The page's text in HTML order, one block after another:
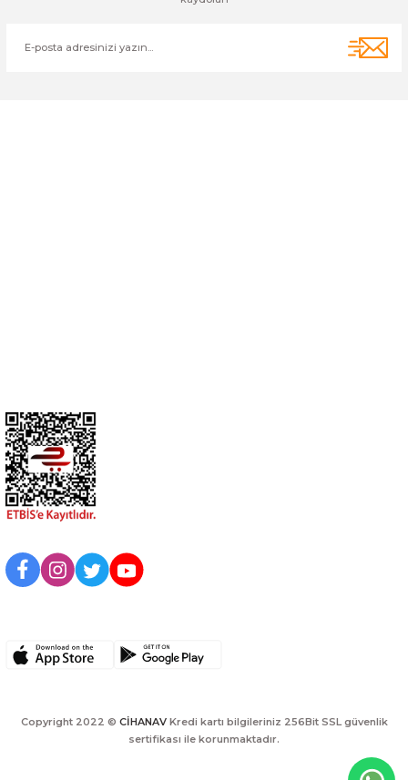
Copyright 2022 © CİHANAVKredi kartı bilgileriniz 256Bit SSL güvenlik
sertifikası ile korunmaktadır.